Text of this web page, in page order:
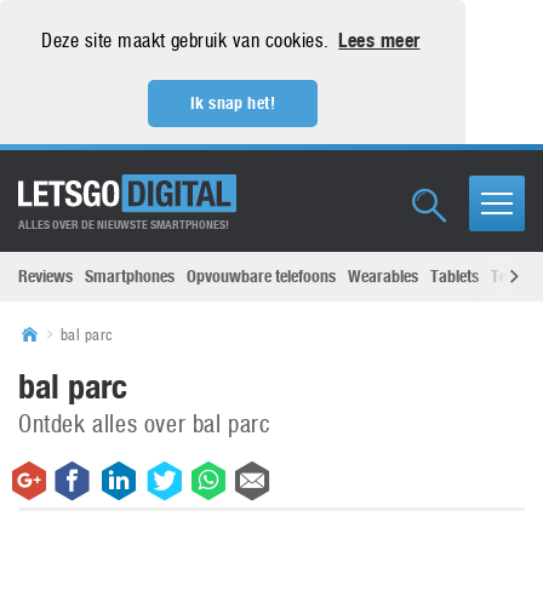
Deze site maakt gebruik van cookies. Lees meer
Ik snap het!
ALLES OVER DE NIEUWSTE SMARTPHONES!
Reviews Smartphones Opvouwbare telefoons Wearables Tablets
bal parc
bal parc
Ontdek alles over bal parc